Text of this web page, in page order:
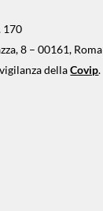
170
8 – 00161, Roma
dellaCovip.